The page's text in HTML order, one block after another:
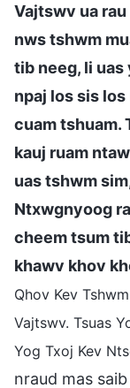
Vajtswv ua
nws tshwm
tib neeg, li
npaj los sis
cuam tshuam.
kauj ruam
uas tshwm
Ntxwgnyoog
cheem tsum
khawv khov
Qhov Kev
Vajtswv. Tsuas
Yog Txoj Kev
nraud mas